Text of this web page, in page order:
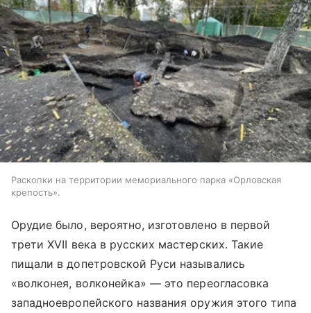
Раскопки на территории мемориального парка «Орловская
крепость».
Орудие было, вероятно, изготовлено в первой
трети XVII века в русских мастерских. Такие
пищали в допетровской Руси назывались
«волконея, волконейка» — это переогласовка
западноевропейского названия оружия этого типа